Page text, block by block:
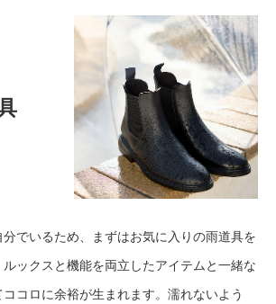
でいるため、まずはお気に入りの雨道具を
ックスと機能を両立したアイテムと一緒な
コロに余裕が生まれます。濡れないよう